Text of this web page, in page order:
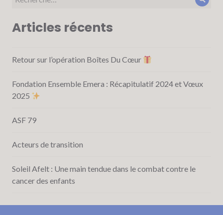
Articles récents
Retour sur l’opération Boîtes Du Cœur
Fondation Ensemble Emera : Récapitulatif 2024 et Vœux
2025
ASF 79
Acteurs de transition
Soleil Afelt : Une main tendue dans le combat contre le
cancer des enfants